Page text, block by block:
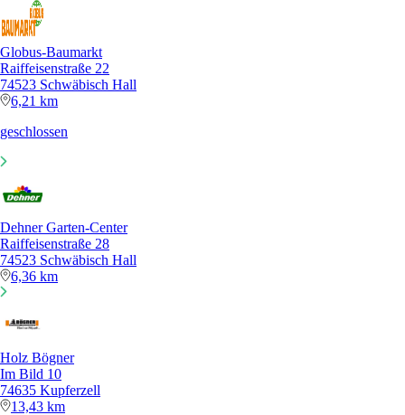
Globus-Baumarkt
Raiffeisenstraße 22
74523 Schwäbisch Hall
6,21 km
geschlossen
Dehner Garten-Center
Raiffeisenstraße 28
74523 Schwäbisch Hall
6,36 km
Holz Bögner
Im Bild 10
74635 Kupferzell
13,43 km